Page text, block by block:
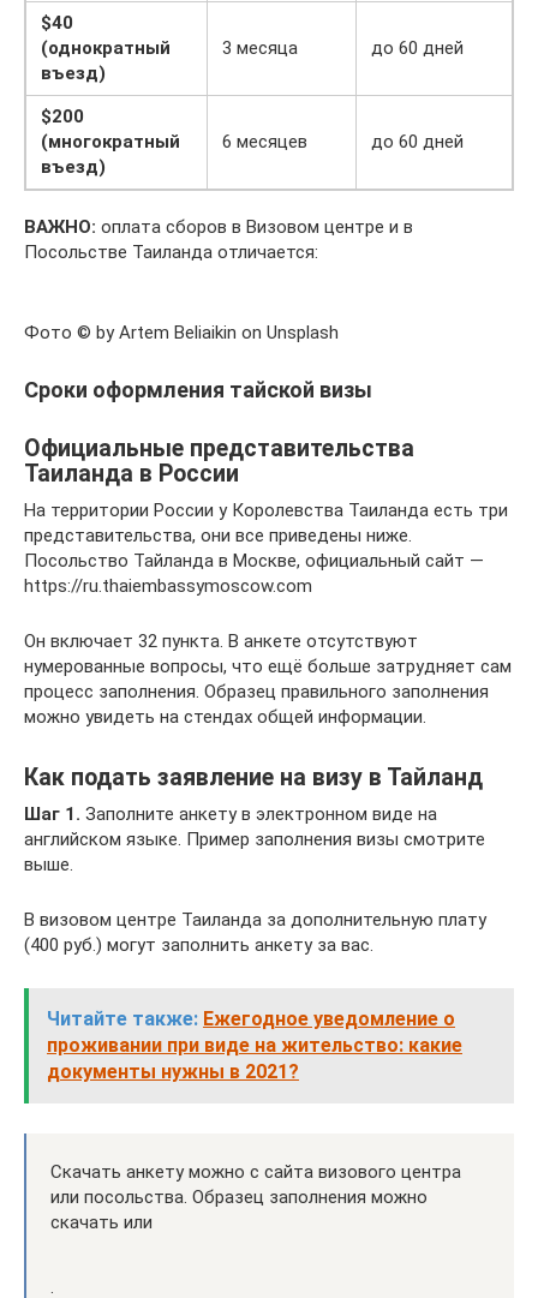
$40
(однократный
въезд)
3 месяца до 60 дней
$200
(многократный
въезд)
6 месяцев до 60 дней
ВАЖНО: оплата сборов в Визовом центре и в
Посольстве Таиланда отличается:
Фото © by Artem Beliaikin on Unsplash
Сроки оформления тайской визы
Официальные представительства
Таиланда в России
На территории России у Королевства Таиланда есть три
представительства, они все приведены ниже.
Посольство Тайланда в Москве, официальный сайт —
https://ru.thaiembassymoscow.com
Он включает 32 пункта. В анкете отсутствуют
нумерованные вопросы, что ещё больше затрудняет сам
процесс заполнения. Образец правильного заполнения
можно увидеть на стендах общей информации.
Как подать заявление на визу в Тайланд
Шаг 1. Заполните анкету в электронном виде на
английском языке. Пример заполнения визы смотрите
выше.
В визовом центре Таиланда за дополнительную плату
(400 руб.) могут заполнить анкету за вас.
Читайте также: Ежегодное уведомление о
проживании при виде на жительство: какие
документы нужны в 2021?
Скачать анкету можно с сайта визового центра
или посольства. Образец заполнения можно
скачать или